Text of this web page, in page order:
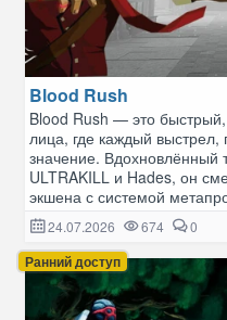
Blood Rush
Blood Rush — это
лица, где каждый
значение. Вдохновлённый
ULTRAKILL и Hades, он
экшена с системой
24.07.2026 674 0
Ранний доступ